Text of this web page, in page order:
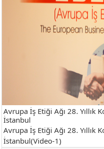
Avrupa İş Etiği Ağı 28. Yıllık
İstanbul
Avrupa İş Etiği Ağı 28. Yıllık
İstanbul(Video-1)